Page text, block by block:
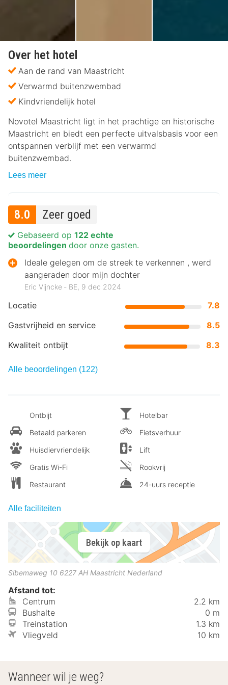
Over het hotel
Aan de rand van Maastricht
Verwarmd buitenzwembad
Kindvriendelijk hotel
Novotel Maastricht ligt in het prachtige en historische
Maastricht en biedt een perfecte uitvalsbasis voor een
ontspannen verblijf met een verwarmd
buitenzwembad.
Lees meer
8.0 Zeer goed
Locatie
7.8
Gastvrijheid en service
8.5
Kwaliteit ontbijt
8.3
Gebaseerd op 122 echte
beoordelingen door onze gasten.
Ideale gelegen om de streek te verkennen , werd
aangeraden door mijn dochter
Eric Vijncke ‐ BE, 9 dec 2024
Alle beoordelingen (122)
Ontbijt
Betaald parkeren
Huisdiervriendelijk
Gratis Wi-Fi
Restaurant
Hotelbar
Fietsverhuur
Lift
Rookvrij
24-uurs receptie
Alle faciliteiten
Bekijk op kaart
Sibemaweg 10 6227 AH Maastricht Nederland
Afstand tot:
Centrum
2.2 km
Bushalte
0 m
Treinstation
1.3 km
Vliegveld
10 km
Wanneer wil je weg?